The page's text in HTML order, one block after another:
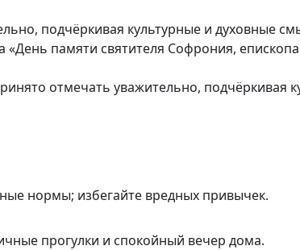
подчёркивая культурные и духовные
«День памяти святителя Софрония,
отмечать уважительно, подчёркивая
нормы; избегайте вредных привычек.
прогулки и спокойный вечер дома.